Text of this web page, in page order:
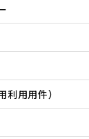
用用件）